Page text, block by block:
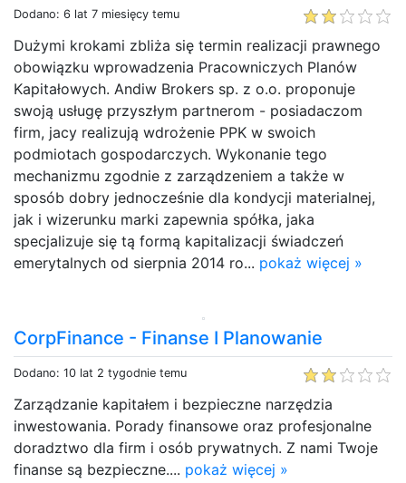
Dodano: 6 lat 7 miesięcy temu
Dużymi krokami zbliża się termin realizacji prawnego
obowiązku wprowadzenia Pracowniczych Planów
Kapitałowych. Andiw Brokers sp. z o.o. proponuje
swoją usługę przyszłym partnerom - posiadaczom
firm, jacy realizują wdrożenie PPK w swoich
podmiotach gospodarczych. Wykonanie tego
mechanizmu zgodnie z zarządzeniem a także w
sposób dobry jednocześnie dla kondycji materialnej,
jak i wizerunku marki zapewnia spółka, jaka
specjalizuje się tą formą kapitalizacji świadczeń
emerytalnych od sierpnia 2014 ro... pokaż więcej »
CorpFinance - Finanse I Planowanie
Dodano: 10 lat 2 tygodnie temu
Zarządzanie kapitałem i bezpieczne narzędzia
inwestowania. Porady finansowe oraz profesjonalne
doradztwo dla firm i osób prywatnych. Z nami Twoje
finanse są bezpieczne.... pokaż więcej »